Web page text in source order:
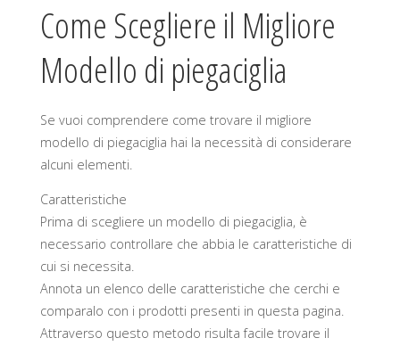
Come Scegliere il Migliore
Modello di piegaciglia
Se vuoi comprendere come trovare il migliore
modello di piegaciglia hai la necessità di considerare
alcuni elementi.
Caratteristiche
Prima di scegliere un modello di piegaciglia, è
necessario controllare che abbia le caratteristiche di
cui si necessita.
Annota un elenco delle caratteristiche che cerchi e
comparalo con i prodotti presenti in questa pagina.
Attraverso questo metodo risulta facile trovare il